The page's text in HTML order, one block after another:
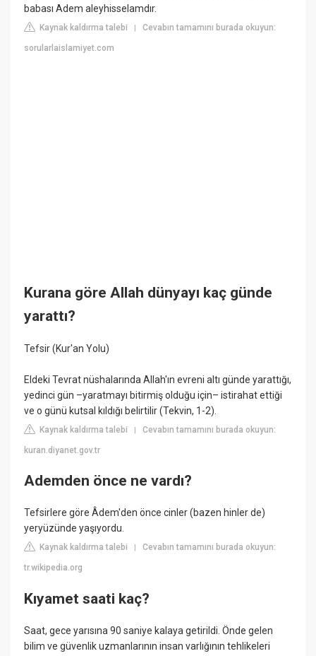
babası Adem aleyhisselamdır.
Kaynak kaldırma talebi |Cevabın tamamını burada okuyun:
sorularlaislamiyet.com
Kurana göre Allah dünyayı kaç günde
yarattı?
Tefsir (Kur'an Yolu)
Eldeki Tevrat nüshalarında Allah'ın evreni altı günde yarattığı,
yedinci gün –yaratmayı bitirmiş olduğu için– istirahat ettiği
ve o günü kutsal kıldığı belirtilir (Tekvin, 1-2).
Kaynak kaldırma talebi |Cevabın tamamını burada okuyun:
kuran.diyanet.gov.tr
Ademden önce ne vardı?
Tefsirlere göre Âdem'den önce cinler (bazen hinler de)
yeryüzünde yaşıyordu.
Kaynak kaldırma talebi |Cevabın tamamını burada okuyun:
tr.wikipedia.org
Kıyamet saati kaç?
Saat, gece yarısına 90 saniye kalaya getirildi. Önde gelen
bilim ve güvenlik uzmanlarının insan varlığının tehlikeleri